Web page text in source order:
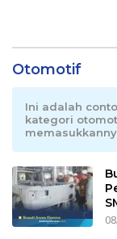
Otomotif
Ini adalah
kategori